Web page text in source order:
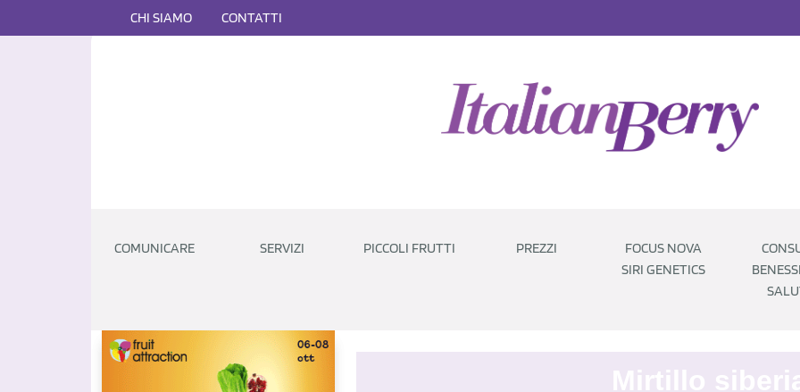
CHI SIAMO CONTATTI
COMUNICARE SERVIZI PICCOLI FRUTTI PREZZI
FOCUS NOVA
SIRI GENETICS